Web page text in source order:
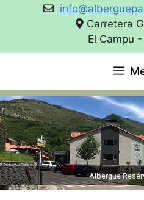
Carretera
El Campu
Albergue